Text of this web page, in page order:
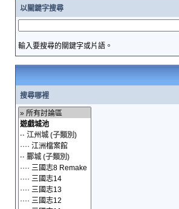
以關鍵字搜尋
輸入要搜尋的關鍵字或片語。
搜尋哪裡